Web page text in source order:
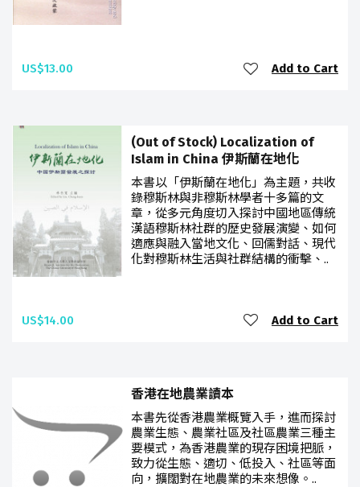
US$13.00 Add to Cart
(Out of Stock) Localization of
Islam in China 伊斯蘭在地化
本書以「伊斯蘭在地化」為主題，共收
錄穆斯林與非穆斯林學者十多篇的文
章，從多元角度切入探討中國地區傳統
漢語穆斯林社群的歷史發展演變、如何
適應與融入當地文化、回儒對話、現代
化對穆斯林生活與社群結構的衝擊、..
US$14.00 Add to Cart
香港在地農業讀本
本書先從香港農業概覽入手，進而探討
農業生態、農業社區及社區農業三種主
要模式，為香港農業的現存困境把脈，
致力從生態、適切、低投入、社區等面
向，擴闊對在地農業的未來想像。..